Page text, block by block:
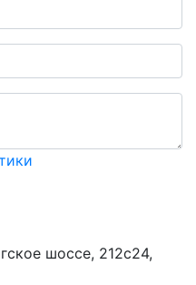
шоссе, 212с24,